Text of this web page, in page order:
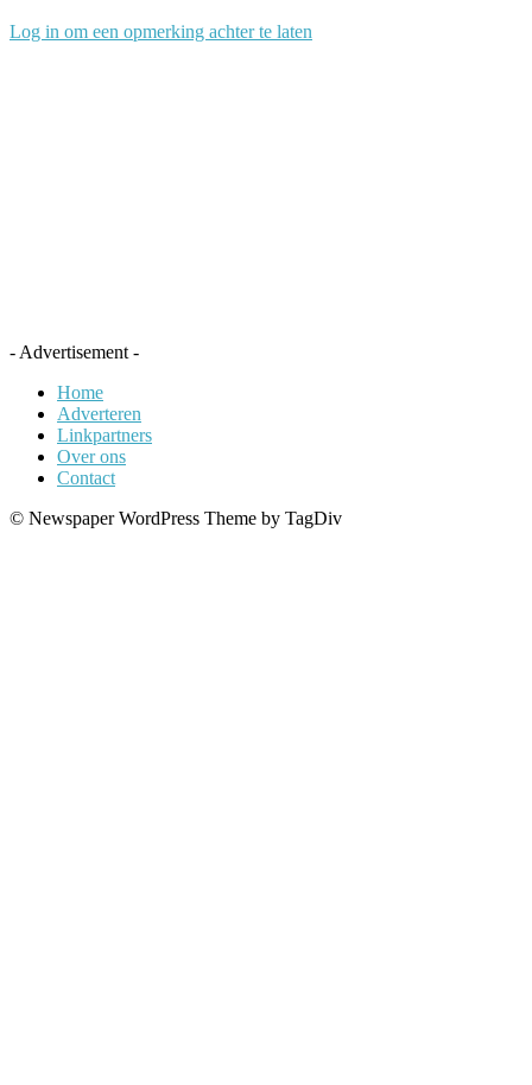
Log in om een opmerking achter te laten
- Advertisement -
Home
Adverteren
Linkpartners
Over ons
Contact
© Newspaper WordPress Theme by TagDiv